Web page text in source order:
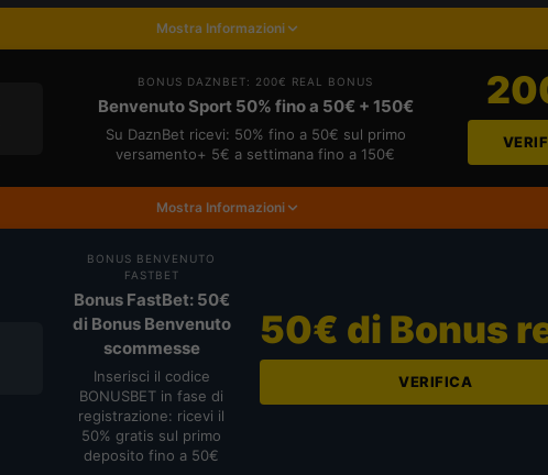
Mostra Informazioni
BONUS DAZNBET: 200€ REAL BONUS
Benvenuto Sport 50% fino a 50€ + 150€
Su DaznBet ricevi: 50% fino a 50€ sul primo
versamento+ 5€ a settimana fino a 150€
Mostra Informazioni
BONUS BENVENUTO
FASTBET
Bonus FastBet: 50€
di Bonus Benvenuto
scommesse
Inserisci il codice
BONUSBET in fase di
registrazione: ricevi il
50% gratis sul primo
deposito fino a 50€
50€ di Bonus
VERIFICA